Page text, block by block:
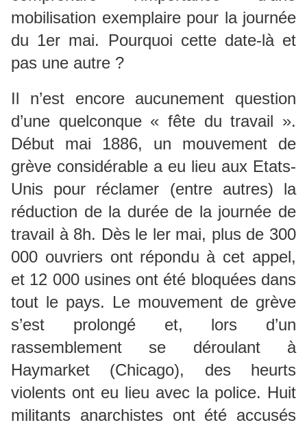
mobilisation exemplaire pour la journée
du 1er mai. Pourquoi cette date-là et
pas une autre ?
Il n’est encore aucunement question
d’une quelconque « fête du travail ».
Début mai 1886, un mouvement de
grève considérable a eu lieu aux Etats-
Unis pour réclamer (entre autres) la
réduction de la durée de la journée de
travail à 8h. Dès le ler mai, plus de 300
000 ouvriers ont répondu à cet appel,
et 12 000 usines ont été bloquées dans
tout le pays. Le mouvement de grève
s’est prolongé et, lors d’un
rassemblement se déroulant à
Haymarket (Chicago), des heurts
violents ont eu lieu avec la police. Huit
militants anarchistes ont été accusés